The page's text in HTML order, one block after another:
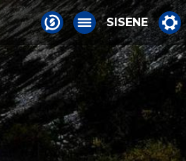
SISENE